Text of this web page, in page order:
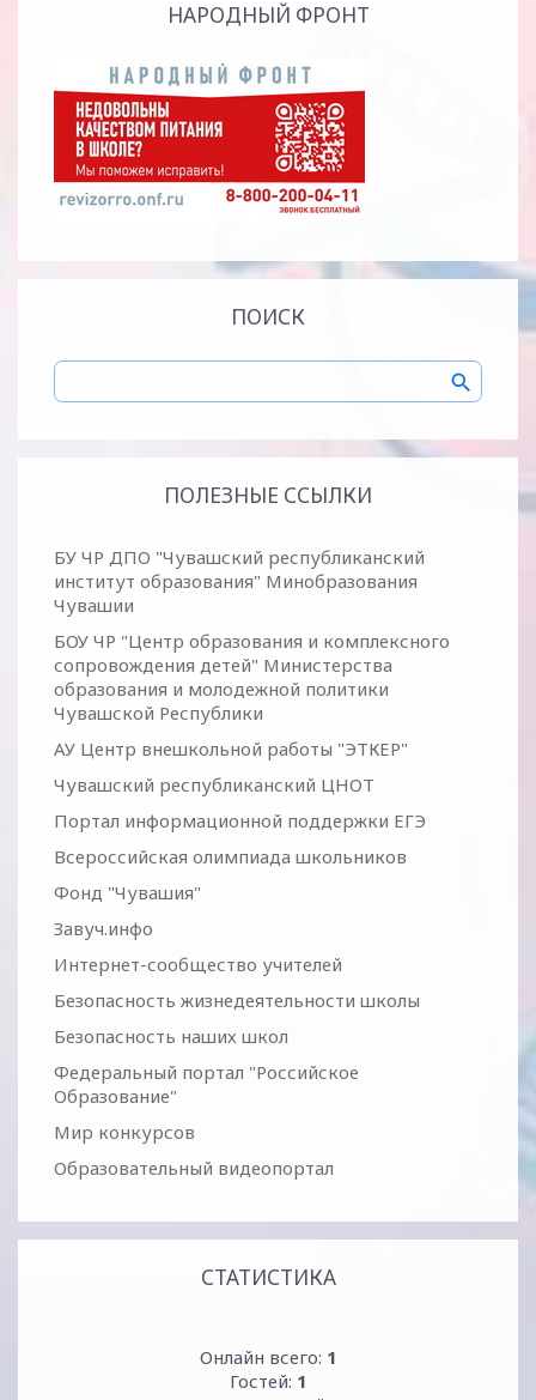
НАРОДНЫЙ ФРОНТ
ПОИСК
ПОЛЕЗНЫЕ ССЫЛКИ
БУ ЧР ДПО "Чувашский республиканский
институт образования" Минобразования
Чувашии
БОУ ЧР "Центр образования и комплексного
сопровождения детей" Министерства
образования и молодежной политики
Чувашской Республики
АУ Центр внешкольной работы "ЭТКЕР"
Чувашский республиканский ЦНОТ
Портал информационной поддержки ЕГЭ
Всероссийская олимпиада школьников
Фонд "Чувашия"
Завуч.инфо
Интернет-сообщество учителей
Безопасность жизнедеятельности школы
Безопасность наших школ
Федеральный портал "Российское
Образование"
Мир конкурсов
Образовательный видеопортал
СТАТИСТИКА
Онлайн всего: 1
Гостей: 1